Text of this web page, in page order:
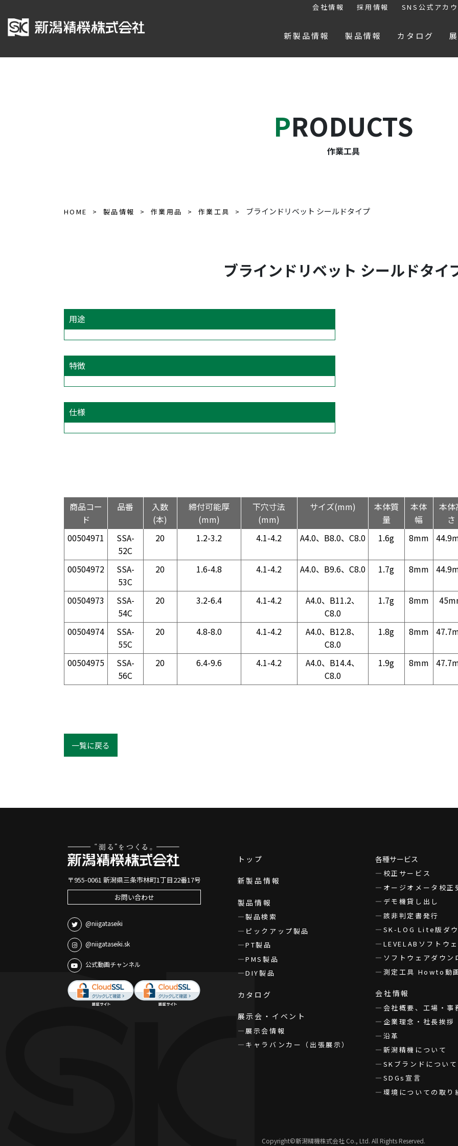
会社情報 採用情報 SNS公式アカ
新製品情報 製品情報 カタログ
PRODUCTS
作業工具
HOME 製品情報 作業用品 作業工具 ブラインドリベット シールドタイプ
ブラインドリベット シールドタイ
用途
特徴
仕様
商品コー
ド
品番
入数
(本)
締付可能厚
(mm)
下穴寸法
(mm)
サイズ(mm)
本体質
量
本体
幅
本体
さ
00504971
SSA-
52C
20 1.2-3.2 4.1-4.2 A4.0、B8.0、C8.0 1.6g 8mm
00504972
SSA-
53C
20 1.6-4.8 4.1-4.2 A4.0、B9.6、C8.0 1.7g 8mm
00504973
SSA-
54C
20 3.2-6.4 4.1-4.2
A4.0、B11.2、
C8.0
1.7g 8mm
00504974
SSA-
55C
20 4.8-8.0 4.1-4.2
A4.0、B12.8、
C8.0
1.8g 8mm
00504975
SSA-
56C
20 6.4-9.6 4.1-4.2
A4.0、B14.4、
C8.0
1.9g 8mm
一覧に戻る
〒955-0061 新潟県三条市林町1丁目22番17号
お問い合わせ
@niigataseiki
@niigataseiki.sk
公式動画チャンネル
トップ
新製品情報
製品情報
製品検索
ピックアップ製品
PT製品
PMS製品
DIY製品
カタログ
展示会・イベント
展示会情報
キャラバンカー（出張展示）
各種サービス
校正サービス
オージオメータ校正
デモ機貸し出し
該非判定書発行
SK-LOG Lite版ダ
LEVELABソフトウ
ソフトウェアダウン
測定工具 Howto動
会社情報
会社概要、工場・事
企業理念・社長挨拶
沿革
新潟精機について
SKブランドについて
SDGs宣言
環境についての取り
Copyright©新潟精機株式会社 Co., Ltd. All Rights Reserved.